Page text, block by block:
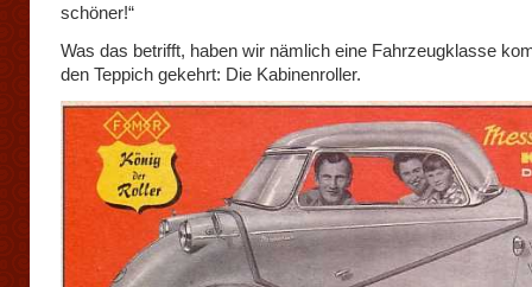
schöner!“
Was das betrifft, haben wir nämlich eine Fahrzeugklasse
den Teppich gekehrt: Die Kabinenroller.